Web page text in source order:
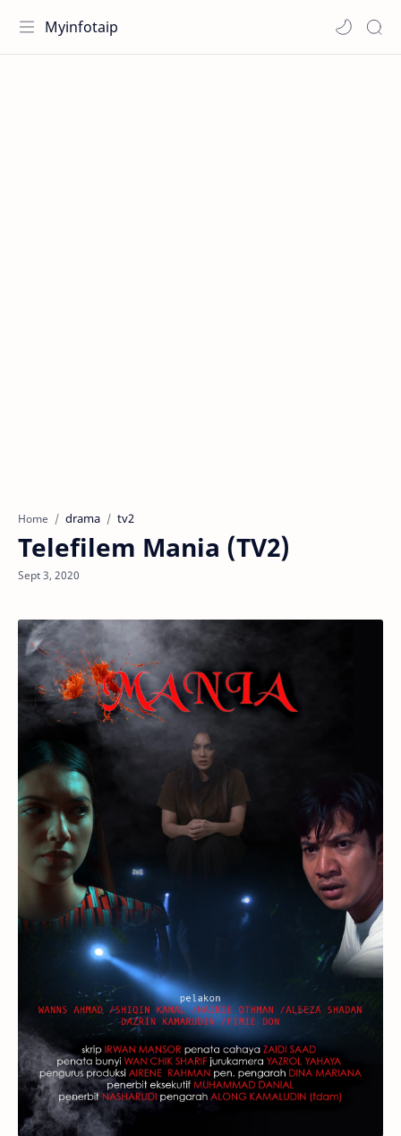
Myinfotaip
Home drama tv2
Telefilem Mania (TV2)